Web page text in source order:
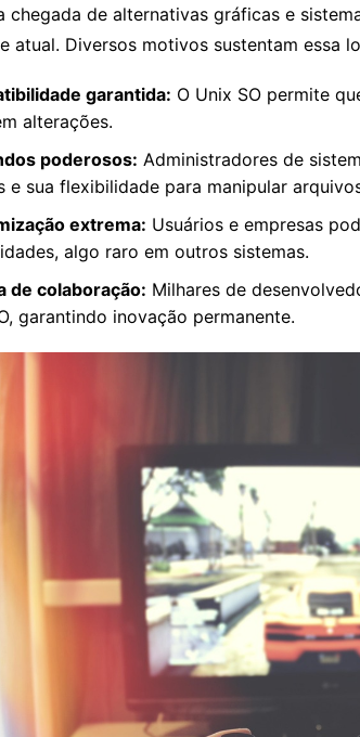
chegada de alternativas gráficas e
atual. Diversos motivos sustentam essa
garantida: O Unix SO permite
alterações.
poderosos: Administradores de
e sua flexibilidade para manipular
extrema: Usuários e empresas
algo raro em outros sistemas.
de colaboração: Milhares de
garantindo inovação permanente.